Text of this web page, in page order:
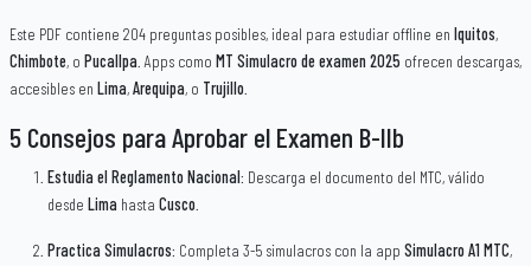
Este PDF contiene 204 preguntas posibles, ideal para estudiar offline en Iquitos,
Chimbote, o Pucallpa . Apps como MT Simulacro de examen 2025 ofrecen descargas,
accesibles en Lima,Arequipa, o Trujillo
5 Consejos para Aprobar el Examen B-IIb
Estudia el Reglamento Nacional: Descarga el documento del MTC, válido
desde Lima hasta Cusco
Practica Simulacros: Completa 3-5 simulacros con la app Simulacro A1 MTC,